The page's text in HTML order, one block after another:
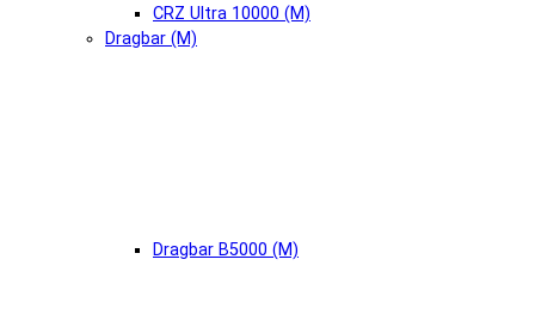
CRZ Ultra 10000 (М)
Dragbar (М)
Dragbar B5000 (М)